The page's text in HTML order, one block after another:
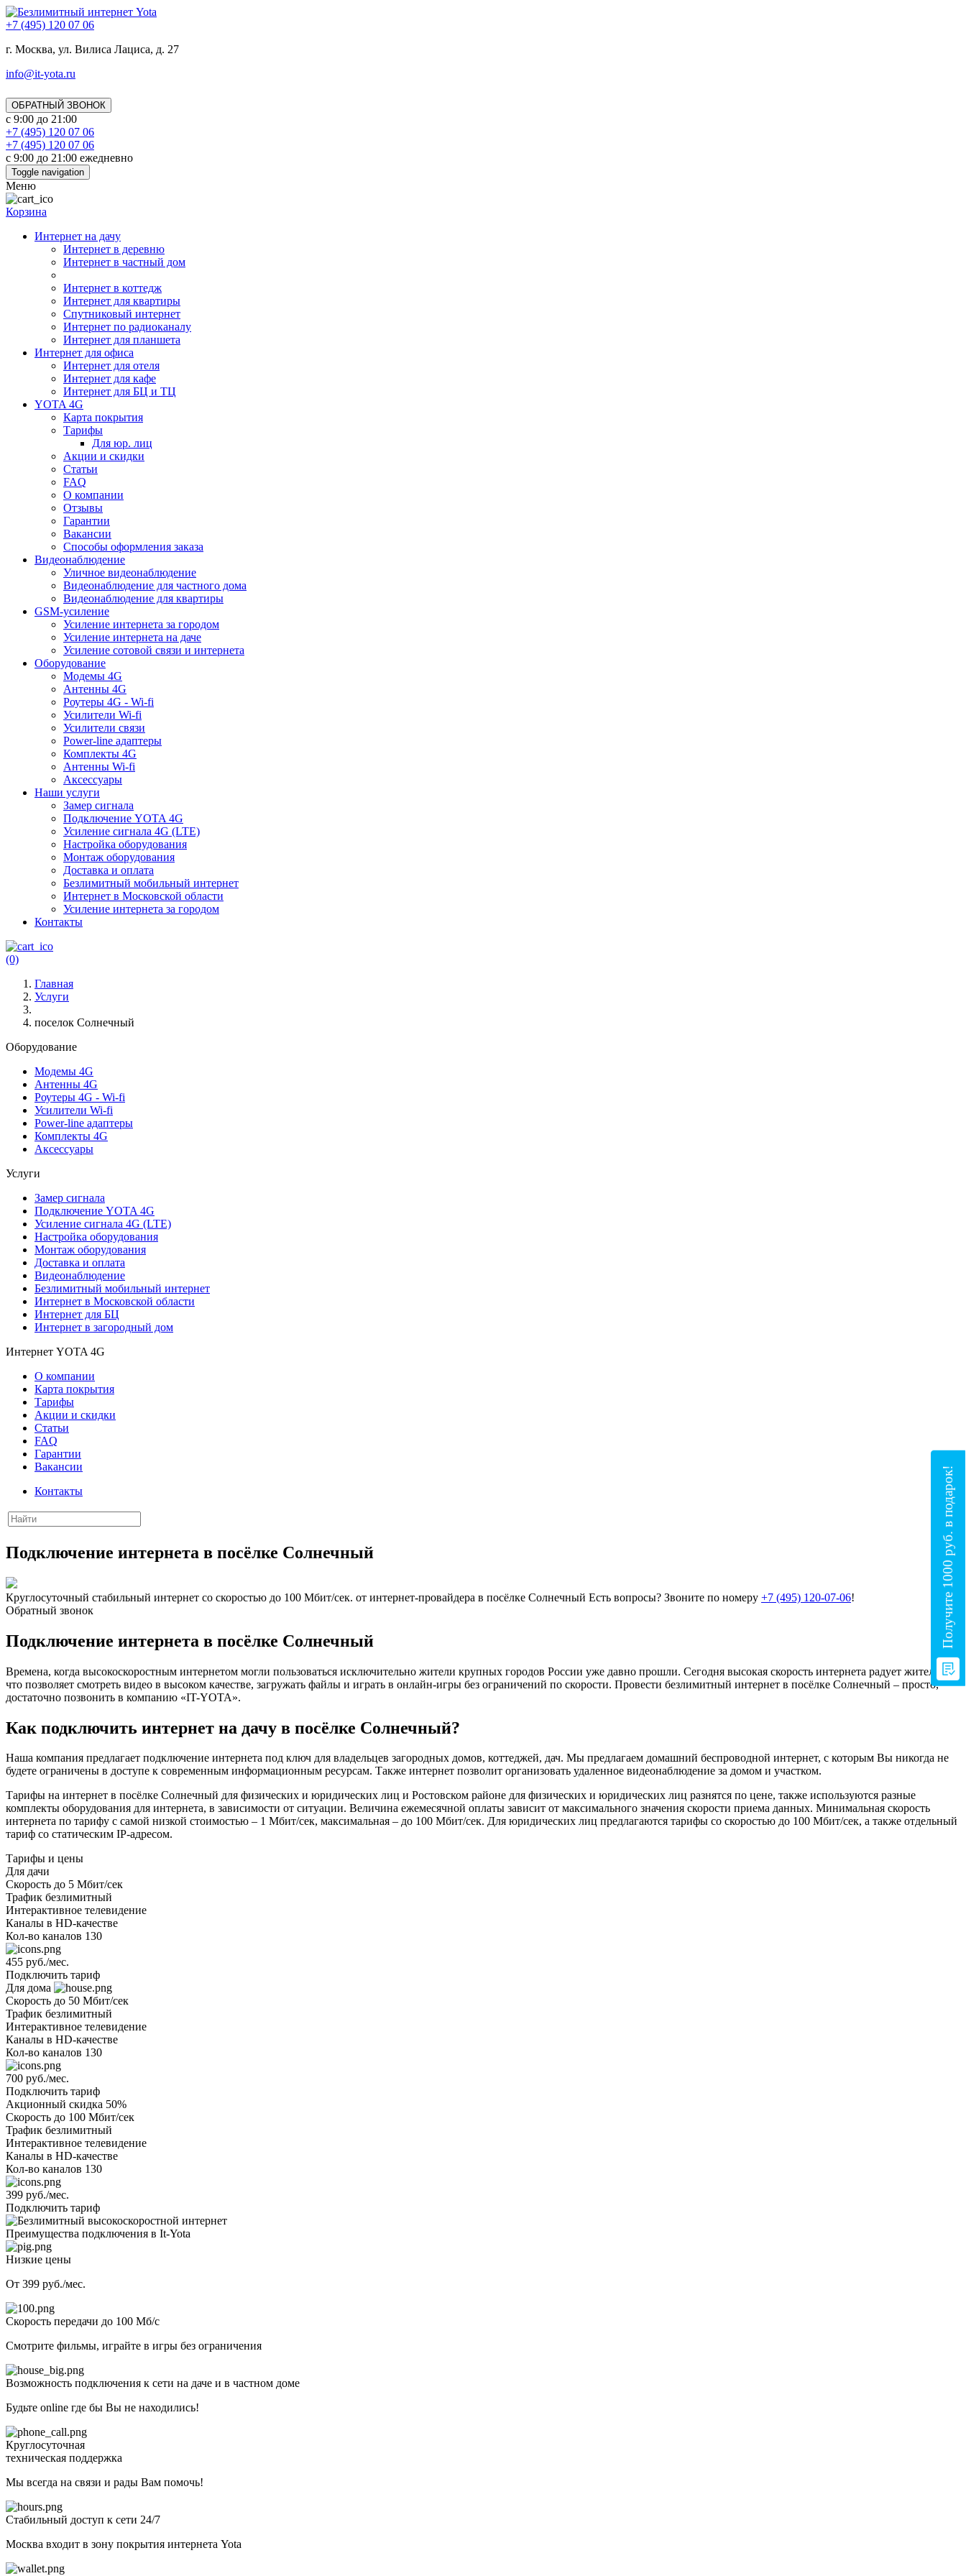
+7 (495) 120 07 06
г. Москва, ул. Вилиса Лациса, д. 27
info@it-yota.ru
ОБРАТНЫЙ ЗВОНОК
с 9:00 до 21:00
+7 (495) 120 07 06
+7 (495) 120 07 06
с 9:00 до 21:00 ежедневно
Toggle navigation
Меню
Корзина
Интернет на дачу
Интернет в деревню
Интернет в частный дом
Интернет в коттедж
Интернет для квартиры
Спутниковый интернет
Интернет по радиоканалу
Интернет для планшета
Интернет для офиса
Интернет для отеля
Интернет для кафе
Интернет для БЦ и ТЦ
YOTA 4G
Карта покрытия
Тарифы
Для юр. лиц
Акции и скидки
Статьи
FAQ
О компании
Отзывы
Гарантии
Вакансии
Способы оформления заказа
Видеонаблюдение
Уличное видеонаблюдение
Видеонаблюдение для частного дома
Видеонаблюдение для квартиры
GSM-усиление
Усиление интернета за городом
Усиление интернета на даче
Усиление сотовой связи и интернета
Оборудование
Модемы 4G
Антенны 4G
Роутеры 4G - Wi-fi
Усилители Wi-fi
Усилители связи
Power-line адаптеры
Комплекты 4G
Антенны Wi-fi
Аксессуары
Наши услуги
Замер сигнала
Подключение YOTA 4G
Усиление сигнала 4G (LTE)
Настройка оборудования
Монтаж оборудования
Доставка и оплата
Безлимитный мобильный интернет
Интернет в Московской области
Усиление интернета за городом
Контакты
(0)
Главная
Услуги
поселок Солнечный
Оборудование
Модемы 4G
Антенны 4G
Роутеры 4G - Wi-fi
Усилители Wi-fi
Power-line адаптеры
Комплекты 4G
Аксессуары
Услуги
Замер сигнала
Подключение YOTA 4G
Усиление сигнала 4G (LTE)
Настройка оборудования
Монтаж оборудования
Доставка и оплата
Видеонаблюдение
Безлимитный мобильный интернет
Интернет в Московской области
Интернет для БЦ
Интернет в загородный дом
Интернет YOTA 4G
О компании
Карта покрытия
Тарифы
Акции и скидки
Статьи
FAQ
Гарантии
Вакансии
Контакты
Подключение интернета в посёлке Солнечный
Круглосуточный стабильный интернет со скоростью до 100 Мбит/сек. от интернет-провайдера в посёлке Солнечный Есть вопросы? Звоните по номеру +7 (495) 120-07-06!
Обратный звонок
Подключение интернета в посёлке Солнечный
Времена, когда высокоскоростным интернетом могли пользоваться исключительно жители крупных городов России уже давно прошли. Сегодня высокая скорость интернета радует жителей ,
что позволяет смотреть видео в высоком качестве, загружать файлы и играть в онлайн-игры без ограничений по скорости. Провести безлимитный интернет в посёлке Солнечный – просто,
достаточно позвонить в компанию «IT-YOTA».
Как подключить интернет на дачу в посёлке Солнечный?
Наша компания предлагает подключение интернета под ключ для владельцев загородных домов, коттеджей, дач. Мы предлагаем домашний беспроводной интернет, с которым Вы никогда не
будете ограничены в доступе к современным информационным ресурсам. Также интернет позволит организовать удаленное видеонаблюдение за домом и участком.
Тарифы на интернет в посёлке Солнечный для физических и юридических лиц и Ростовском районе для физических и юридических лиц разнятся по цене, также используются разные
комплекты оборудования для интернета, в зависимости от ситуации. Величина ежемесячной оплаты зависит от максимального значения скорости приема данных. Минимальная скорость
интернета по тарифу с самой низкой стоимостью – 1 Мбит/сек, максимальная – до 100 Мбит/сек. Для юридических лиц предлагаются тарифы со скоростью до 100 Мбит/сек, а также отдельный
тариф со статическим IP-адресом.
Тарифы и цены
Для дачи
Скорость до 5 Мбит/сек
Трафик безлимитный
Интерактивное телевидение
Каналы в HD-качестве
Кол-во каналов 130
455 руб./мес.
Подключить тариф
Для дома
Скорость до 50 Мбит/сек
Трафик безлимитный
Интерактивное телевидение
Каналы в HD-качестве
Кол-во каналов 130
700 руб./мес.
Подключить тариф
Акционный скидка 50%
Скорость до 100 Мбит/сек
Трафик безлимитный
Интерактивное телевидение
Каналы в HD-качестве
Кол-во каналов 130
399 руб./мес.
Подключить тариф
Преимущества подключения в It-Yota
Низкие цены
От 399 руб./мес.
Скорость передачи до 100 Мб/с
Смотрите фильмы, играйте в игры без ограничения
Возможность подключения к сети на даче и в частном доме
Будьте online где бы Вы не находились!
Круглосуточная
техническая поддержка
Мы всегда на связи и рады Вам помочь!
Стабильный доступ к сети 24/7
Москва входит в зону покрытия интернета Yota
Получите 1000 руб. в подарок!